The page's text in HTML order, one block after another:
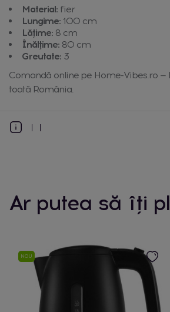
Material: fier
Lungime: 100 cm
Lățime: 8 cm
Înălțime: 80 cm
Greutate: 3
Comandă online pe Home-Vibes.ro
toată România.
Ar putea să îți
NOU